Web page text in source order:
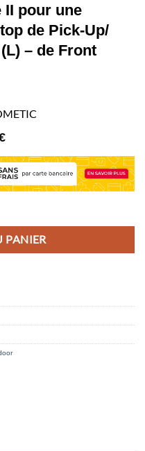
II pour une
de Pick-Up/
– de Front
PANIER